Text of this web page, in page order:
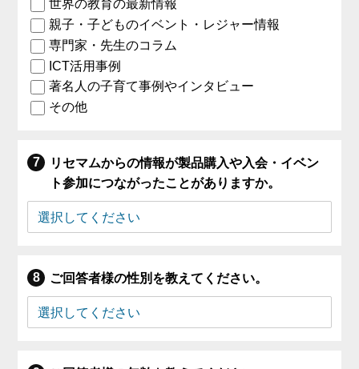
世界の教育の最新情報
親子・子どものイベント・レジャー情報
専門家・先生のコラム
ICT活用事例
著名人の子育て事例やインタビュー
その他
リセマムからの情報が製品購入や入会・イベン
ト参加につながったことがありますか。
ご回答者様の性別を教えてください。